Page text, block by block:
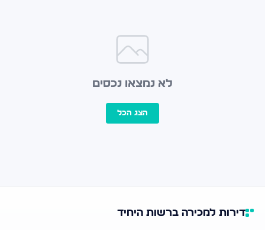
לא נמצאו נכסים
הצג הכל
דירות למכירה ברשות היחיד